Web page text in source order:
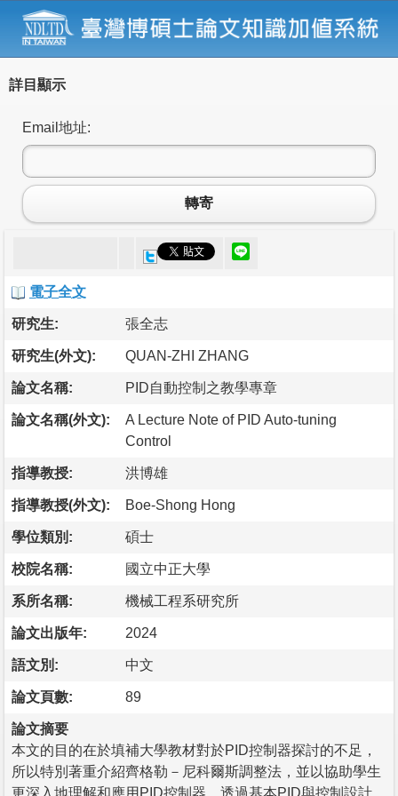
詳目顯示
Email地址:
轉寄
電子全文
研究生: 張全志
研究生(外文): QUAN-ZHI ZHANG
論文名稱: PID自動控制之教學專章
論文名稱(外文):
A Lecture Note of PID Auto-tuning
Control
指導教授: 洪博雄
指導教授(外文): Boe-Shong Hong
學位類別: 碩士
校院名稱: 國立中正大學
系所名稱: 機械工程系研究所
論文出版年: 2024
語文別: 中文
論文頁數: 89
論文摘要
本文的目的在於填補大學教材對於PID控制器探討的不足，
所以特別著重介紹齊格勒－尼科爾斯調整法，並以協助學生
更深入地理解和應用PID控制器。透過基本PID與控制設計